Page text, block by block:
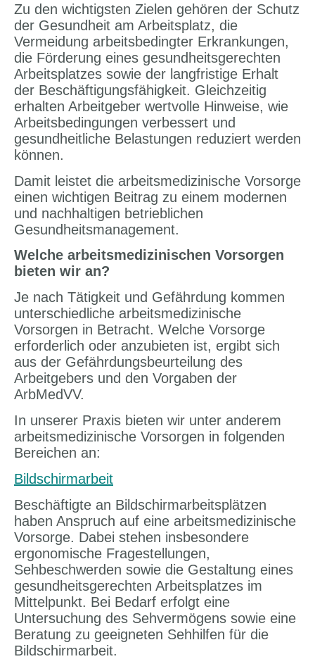
Zu den wichtigsten Zielen gehören der Schutz
der Gesundheit am Arbeitsplatz, die
Vermeidung arbeitsbedingter Erkrankungen,
die Förderung eines gesundheitsgerechten
Arbeitsplatzes sowie der langfristige Erhalt
der Beschäftigungsfähigkeit. Gleichzeitig
erhalten Arbeitgeber wertvolle Hinweise, wie
Arbeitsbedingungen verbessert und
gesundheitliche Belastungen reduziert werden
können.
Damit leistet die arbeitsmedizinische Vorsorge
einen wichtigen Beitrag zu einem modernen
und nachhaltigen betrieblichen
Gesundheitsmanagement.
Welche arbeitsmedizinischen Vorsorgen
bieten wir an?
Je nach Tätigkeit und Gefährdung kommen
unterschiedliche arbeitsmedizinische
Vorsorgen in Betracht. Welche Vorsorge
erforderlich oder anzubieten ist, ergibt sich
aus der Gefährdungsbeurteilung des
Arbeitgebers und den Vorgaben der
ArbMedVV.
In unserer Praxis bieten wir unter anderem
arbeitsmedizinische Vorsorgen in folgenden
Bereichen an:
Bildschirmarbeit
Beschäftigte an Bildschirmarbeitsplätzen
haben Anspruch auf eine arbeitsmedizinische
Vorsorge. Dabei stehen insbesondere
ergonomische Fragestellungen,
Sehbeschwerden sowie die Gestaltung eines
gesundheitsgerechten Arbeitsplatzes im
Mittelpunkt. Bei Bedarf erfolgt eine
Untersuchung des Sehvermögens sowie eine
Beratung zu geeigneten Sehhilfen für die
Bildschirmarbeit.